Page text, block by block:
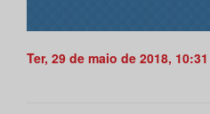
Ter, 29 de maio de 2018, 10:31